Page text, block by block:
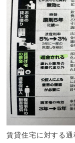
賃貸住宅に対する